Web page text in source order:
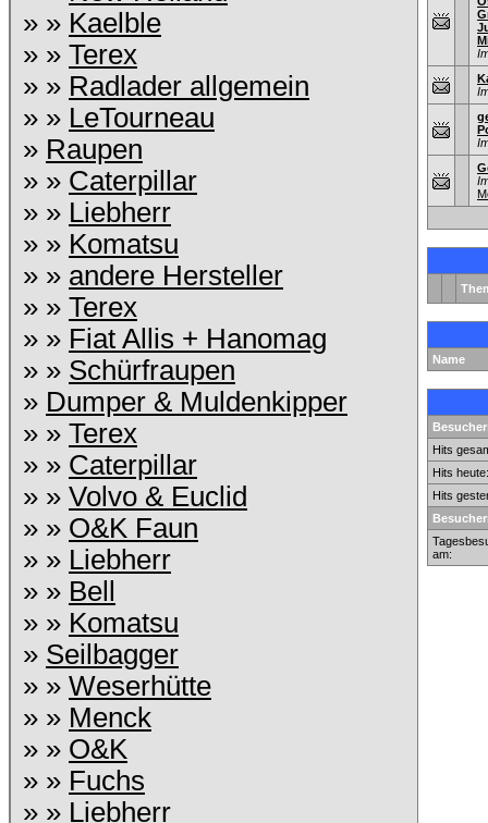
» » Kaelble
» » Terex
» » Radlader allgemein
» » LeTourneau
» Raupen
» » Caterpillar
» » Liebherr
» » Komatsu
» » andere Hersteller
» » Terex
» » Fiat Allis + Hanomag
» » Schürfraupen
» Dumper & Muldenkipper
» » Terex
» » Caterpillar
» » Volvo & Euclid
» » O&K Faun
» » Liebherr
» » Bell
» » Komatsu
» Seilbagger
» » Weserhütte
» » Menck
» » O&K
» » Fuchs
» » Liebherr
Name
Hits
Hits heute:
Hits
am: